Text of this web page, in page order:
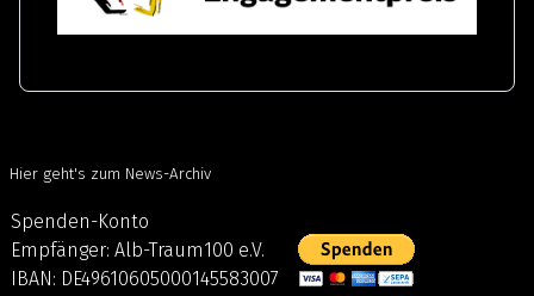
Hier geht's zum News-Archiv
Spenden-Konto
Empfänger: Alb-Traum100 e.V.
IBAN: DE49610605000145583007